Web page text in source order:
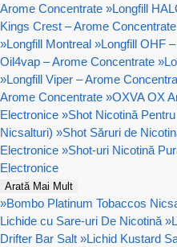
Arome Concentrate »Longfill
Kings Crest – Arome Concentrate
»Longfill Montreal »Longfill OHF
Oil4vap – Arome Concentrate »
»Longfill Viper – Arome
Arome Concentrate »OXVA OX
Electronice »Shot Nicotină
Nicsalturi) »Shot Săruri de
Electronice »Shot-uri Nicotină
Electronice
Arată Mai Mult
»Bombo Platinum Tobaccos
Lichide cu Sare-uri De Nicotină »
Drifter Bar Salt »Lichid Kustard